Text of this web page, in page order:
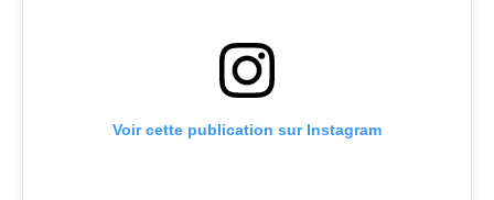
Voir cette publication sur Instagram